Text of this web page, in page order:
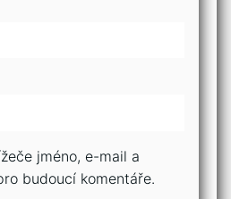
jméno, e-mail a
budoucí komentáře.